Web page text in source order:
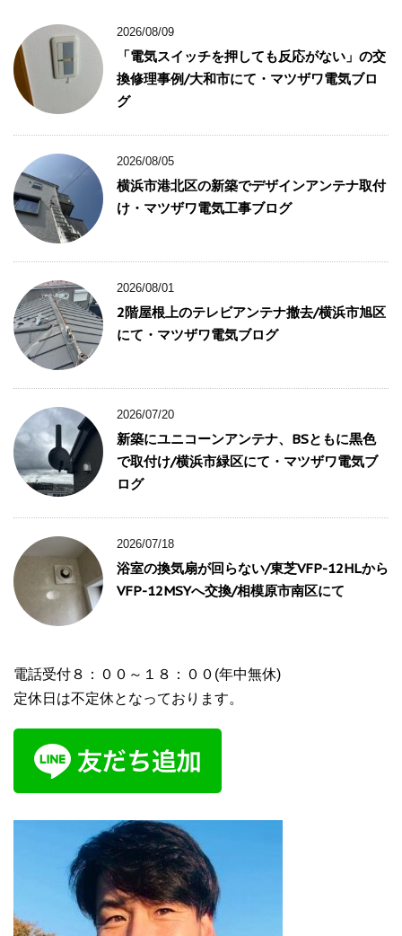
2026/08/09
「電気スイッチを押しても反応がない」の交
換修理事例/大和市にて・マツザワ電気ブロ
グ
2026/08/05
横浜市港北区の新築でデザインアンテナ取付
け・マツザワ電気工事ブログ
2026/08/01
2階屋根上のテレビアンテナ撤去/横浜市旭区
にて・マツザワ電気ブログ
2026/07/20
新築にユニコーンアンテナ、BSともに黒色
で取付け/横浜市緑区にて・マツザワ電気ブ
ログ
2026/07/18
浴室の換気扇が回らない/東芝VFP-12HLから
VFP-12MSYへ交換/相模原市南区にて
電話受付８：００～１８：００(年中無休)
定休日は不定休となっております。